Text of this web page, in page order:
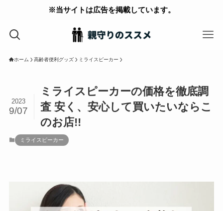
※当サイトは広告を掲載しています。
ホーム 高齢者便利グッズ ミライスピーカー
ミライスピーカーの価格を徹底調
査 安く、安心して買いたいならこ
のお店!!
2023
9/07
ミライスピーカー